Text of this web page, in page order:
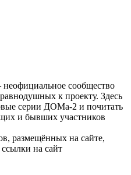
сообщество
к проекту. Здесь
серии ДОМа-2 и почитать
и бывших участников
размещённых на сайте,
на сайт